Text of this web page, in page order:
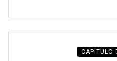
CAPÍTULO